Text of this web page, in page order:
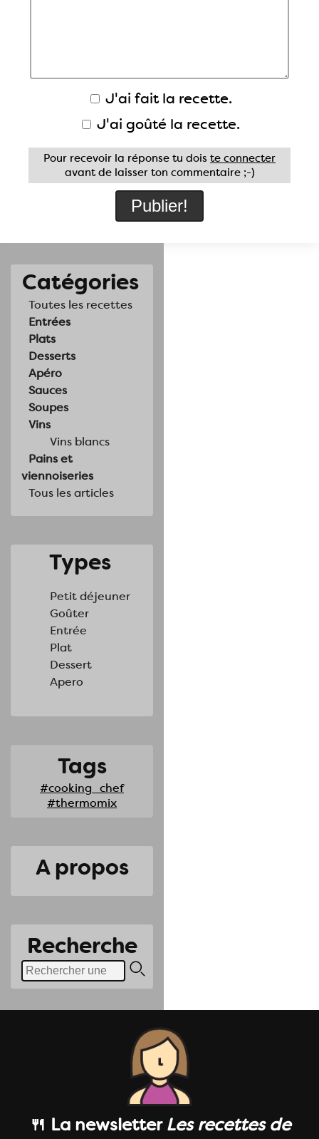
Catégories
Toutes les recettes
Entrées
Plats
Desserts
Apéro
Sauces
Soupes
Vins
Vins blancs
Pains et
viennoiseries
Tous les articles
Types
Petit déjeuner
Goûter
Entrée
Plat
Dessert
Apero
Tags
#cooking_chef
#thermomix
A propos
Recherche
J'ai fait la recette.
J'ai goûté la recette.
Pour recevoir la réponse tu dois te connecter
avant de laisser ton commentaire ;-)
🍴 La newsletterLes recettes de